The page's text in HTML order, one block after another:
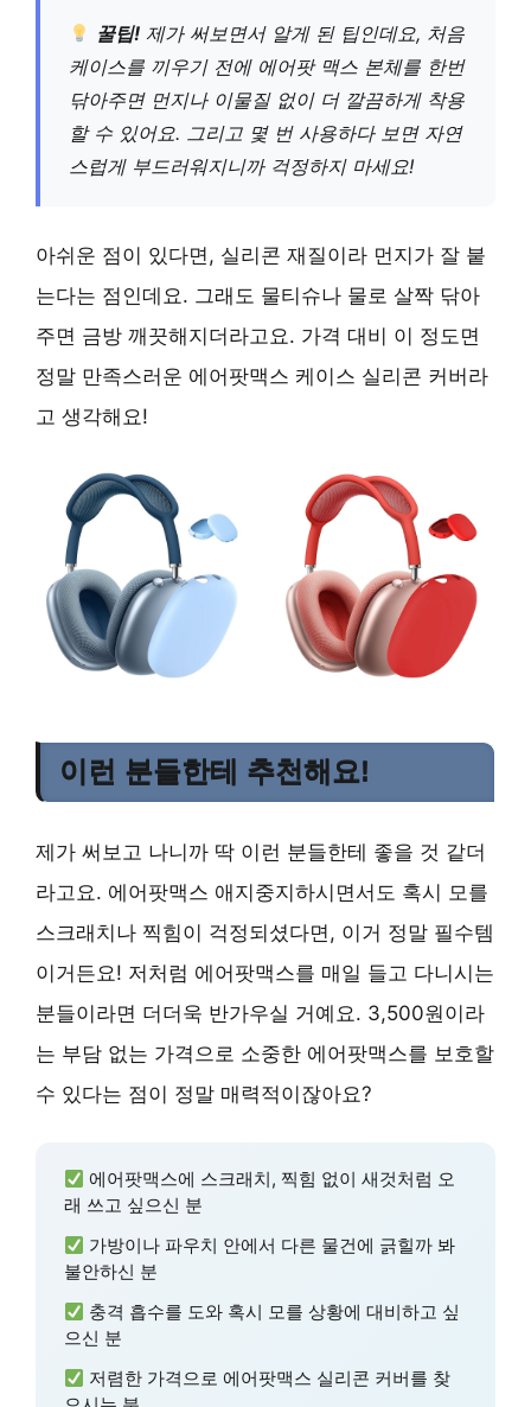
꿀팁! 제가 써보면서 알게 된 팁인데요, 처음
케이스를 끼우기 전에 에어팟 맥스 본체를 한번
닦아주면 먼지나 이물질 없이 더 깔끔하게 착용
할 수 있어요. 그리고 몇 번 사용하다 보면 자연
스럽게 부드러워지니까 걱정하지 마세요!
아쉬운 점이 있다면, 실리콘 재질이라 먼지가 잘 붙
는다는 점인데요. 그래도 물티슈나 물로 살짝 닦아
주면 금방 깨끗해지더라고요. 가격 대비 이 정도면
정말 만족스러운 에어팟맥스 케이스 실리콘 커버라
고 생각해요!
이런 분들한테 추천해요!
제가 써보고 나니까 딱 이런 분들한테 좋을 것 같더
라고요. 에어팟맥스 애지중지하시면서도 혹시 모를
스크래치나 찍힘이 걱정되셨다면, 이거 정말 필수템
이거든요! 저처럼 에어팟맥스를 매일 들고 다니시는
분들이라면 더더욱 반가우실 거예요. 3,500원이라
는 부담 없는 가격으로 소중한 에어팟맥스를 보호할
수 있다는 점이 정말 매력적이잖아요?
에어팟맥스에 스크래치, 찍힘 없이 새것처럼 오
래 쓰고 싶으신 분
가방이나 파우치 안에서 다른 물건에 긁힐까 봐
불안하신 분
충격 흡수를 도와 혹시 모를 상황에 대비하고 싶
으신 분
저렴한 가격으로 에어팟맥스 실리콘 커버를 찾